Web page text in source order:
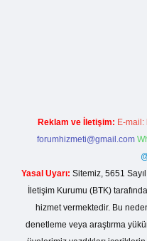
Reklam ve İletişim: E-mail:
forumhizmeti@gmail.com
Yasal Uyarı: Sitemiz, 5651
İletişim Kurumu (BTK)
hizmet vermektedir. Bu
denetleme veya araştırma